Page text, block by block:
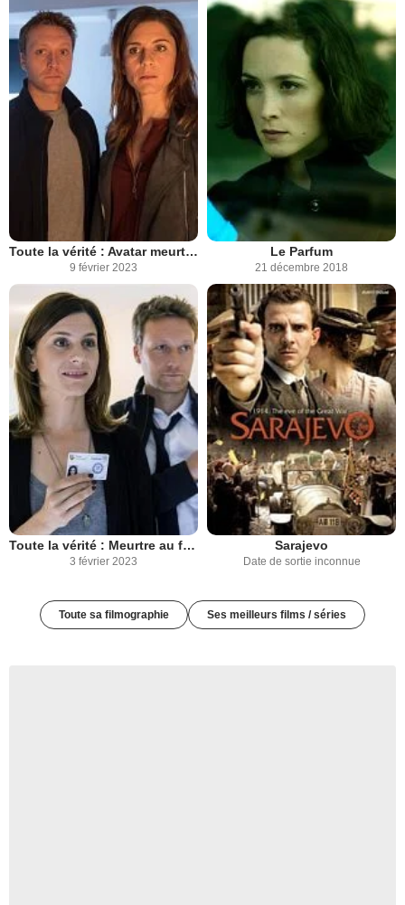
Toute la vérité : Avatar meurtrier
9 février 2023
Le Parfum
21 décembre 2018
Toute la vérité : Meurtre au fossé des anges
3 février 2023
Sarajevo
Date de sortie inconnue
Toute sa filmographie Ses meilleurs films / séries